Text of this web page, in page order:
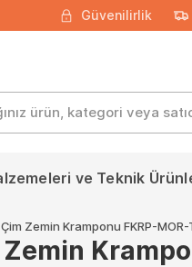
Güvenilirlik
ve Teknik
Zemin Kramponu FKRP-MOR-